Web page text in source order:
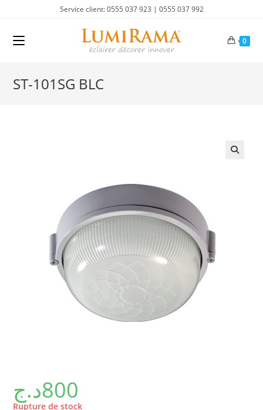
content
Service client: 0555 037 923 | 0555 037 992
0
ST-101SG BLC
800د.ج
Rupture de stock